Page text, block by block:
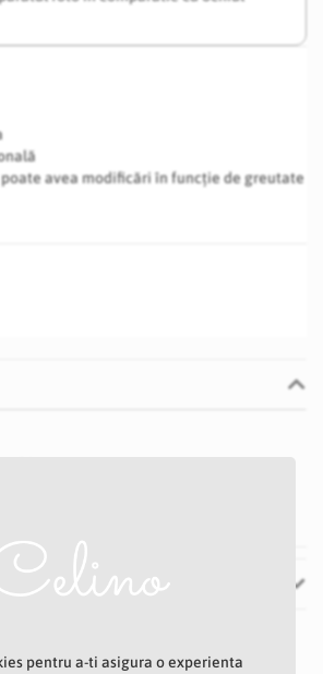
avea modificări în funcție de greutate
pentru a-ti asigura o experienta